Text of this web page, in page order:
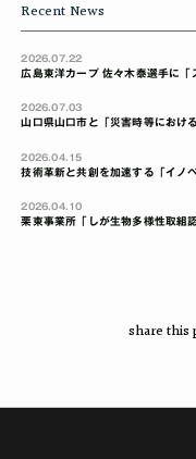
Recent News
2026.07.22
広島東洋カープ 佐々木泰選手に
2026.07.03
山口県山口市と「災害時等におけ
2026.04.15
技術革新と共創を加速する「イノ
2026.04.10
栗東事業所「しが生物多様性取組
share this